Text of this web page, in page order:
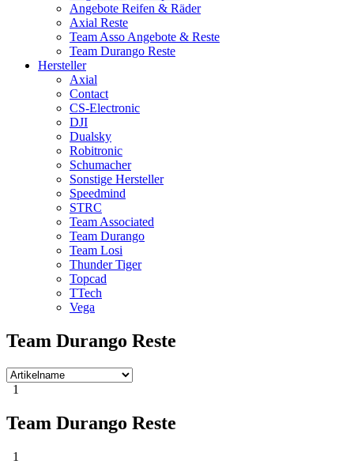
Angebote Reifen & Räder
Axial Reste
Team Asso Angebote & Reste
Team Durango Reste
Hersteller
Axial
Contact
CS-Electronic
DJI
Dualsky
Robitronic
Schumacher
Sonstige Hersteller
Speedmind
STRC
Team Associated
Team Durango
Team Losi
Thunder Tiger
Topcad
TTech
Vega
Team Durango Reste
1
Team Durango Reste
1